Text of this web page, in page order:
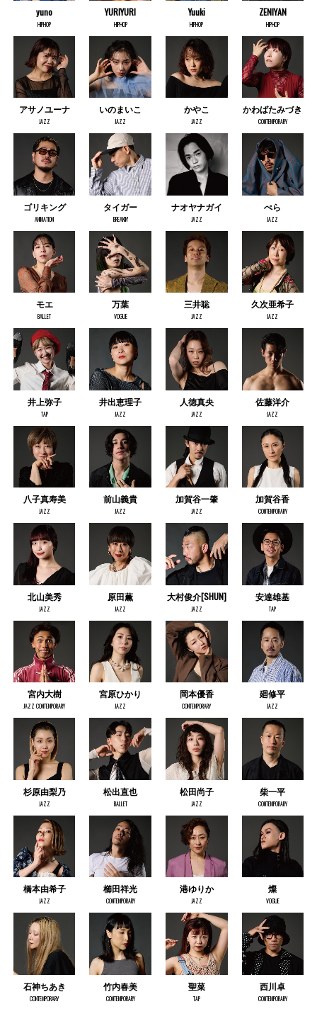
yuno
HIPHOP
YURIYURI
HIPHOP
Yuuki
HIPHOP
ZENIYAN
HIPHOP
アサノユーナ
JAZZ
いのまいこ
JAZZ
かやこ
JAZZ
かわばたみづき
CONTEMPORARY
ゴリキング
ANIMATION
タイガー
BREAKIN’
ナオヤナガイ
JAZZ
ぺら
JAZZ
モエ
BALLET
万葉
VOGUE
三井聡
JAZZ
久次亜希子
JAZZ
井上弥子
TAP
井出恵理子
JAZZ
人徳真央
JAZZ
佐藤洋介
JAZZ
八子真寿美
JAZZ
前山義貴
JAZZ
加賀谷一肇
JAZZ
加賀谷香
CONTEMPORARY
北山美秀
JAZZ
原田薫
JAZZ
大村俊介[SHUN]
JAZZ
安達雄基
TAP
宮内大樹
JAZZ CONTEMPORARY
宮原ひかり
JAZZ
岡本優香
CONTEMPORARY
廻修平
JAZZ
杉原由梨乃
JAZZ
松出直也
BALLET
松田尚子
JAZZ
柴一平
CONTEMPORARY
橋本由希子
JAZZ
櫛田祥光
CONTEMPORARY
港ゆりか
JAZZ
燦
VOGUE
石神ちあき
CONTEMPORARY
竹内春美
CONTEMPORARY
聖菜
TAP
西川卓
CONTEMPORARY